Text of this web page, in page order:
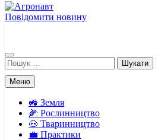
Повідомити новину
Пошук:
Меню
🚜 Земля
🌽 Рослинництво
🐽 Тваринництво
💼 Практики